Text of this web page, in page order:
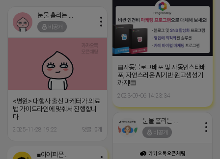
▤자동블로그배포 및 자동인스타배
포, 자연스러운 AI기반 원고생성기
까지!▤
2023-09-06 14:23:34
비공개
<병원> 대행사 출신 마케터가 의료
법 가이드라인에 맞춰서 진행합니
다.
2025-11-28 19:22 댓글: 0개 비공개
■아이피몬스터■